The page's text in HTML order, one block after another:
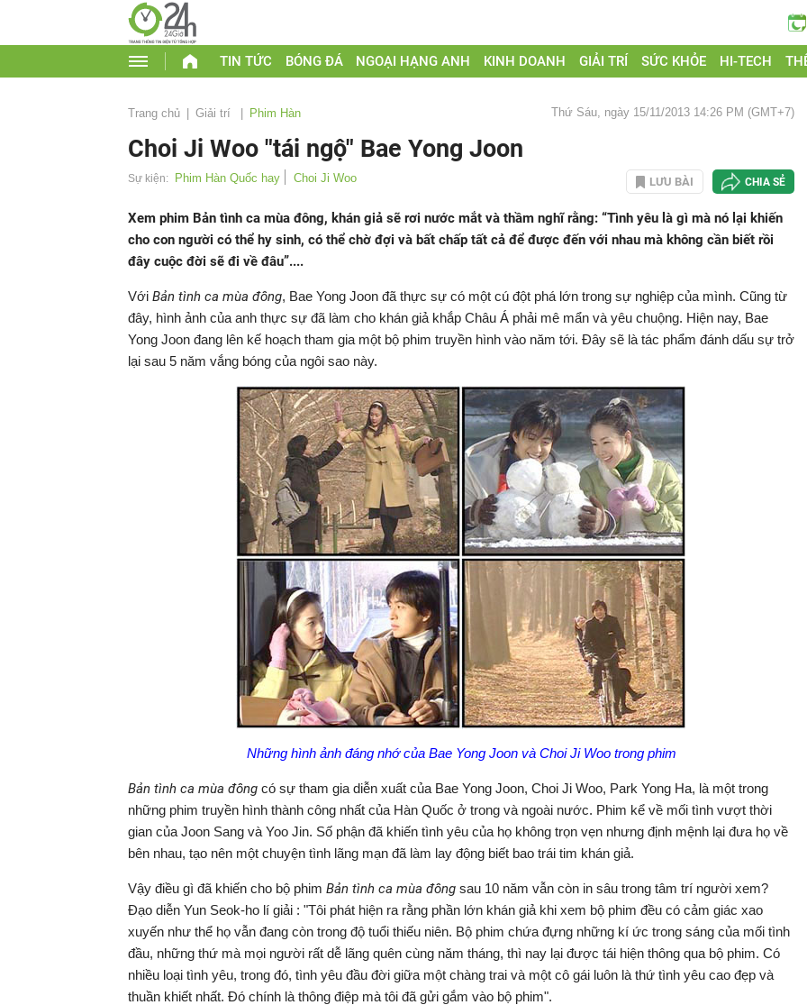
TIN TỨC BÓNG ĐÁ NGOẠI HẠNG ANH KINH DOANH GIẢI TRÍ SỨC KHỎE HI-TECH
Trang chủ Giải trí Phim Hàn Thứ Sáu, ngày 15/11/2013 14:26 PM (GMT+7)
Choi Ji Woo "tái ngộ" Bae Yong Joon
Sự kiện: Phim Hàn Quốc hay Choi Ji Woo LƯU BÀI CHIA SẺ
Xem phim Bản tình ca mùa đông, khán giả sẽ rơi nước mắt và thầm nghĩ rằng: “Tình yêu là gì mà nó lại khiến
cho con người có thể hy sinh, có thể chờ đợi và bất chấp tất cả để được đến với nhau mà không cần biết rồi
đây cuộc đời sẽ đi về đâu”....
Với Bản tình ca mùa đông, Bae Yong Joon đã thực sự có một cú đột phá lớn trong sự nghiệp của mình. Cũng từ
đây, hình ảnh của anh thực sự đã làm cho khán giả khắp Châu Á phải mê mẩn và yêu chuộng. Hiện nay, Bae
Yong Joon đang lên kế hoạch tham gia một bộ phim truyền hình vào năm tới. Đây sẽ là tác phẩm đánh dấu sự trở
lại sau 5 năm vắng bóng của ngôi sao này.
Những hình ảnh đáng nhớ của Bae Yong Joon và Choi Ji Woo trong phim
Bản tình ca mùa đông có sự tham gia diễn xuất của Bae Yong Joon, Choi Ji Woo, Park Yong Ha, là một trong
những phim truyền hình thành công nhất của Hàn Quốc ở trong và ngoài nước. Phim kể về mối tình vượt thời
gian của Joon Sang và Yoo Jin. Số phận đã khiến tình yêu của họ không trọn vẹn nhưng định mệnh lại đưa họ về
bên nhau, tạo nên một chuyện tình lãng mạn đã làm lay động biết bao trái tim khán giả.
Vậy điều gì đã khiến cho bộ phim Bản tình ca mùa đông sau 10 năm vẫn còn in sâu trong tâm trí người xem?
Đạo diễn Yun Seok-ho lí giải : "Tôi phát hiện ra rằng phần lớn khán giả khi xem bộ phim đều có cảm giác xao
xuyến như thể họ vẫn đang còn trong độ tuổi thiếu niên. Bộ phim chứa đựng những kí ức trong sáng của mối tình
đầu, những thứ mà mọi người rất dễ lãng quên cùng năm tháng, thì nay lại được tái hiện thông qua bộ phim. Có
nhiều loại tình yêu, trong đó, tình yêu đầu đời giữa một chàng trai và một cô gái luôn là thứ tình yêu cao đẹp và
thuần khiết nhất. Đó chính là thông điệp mà tôi đã gửi gắm vào bộ phim".